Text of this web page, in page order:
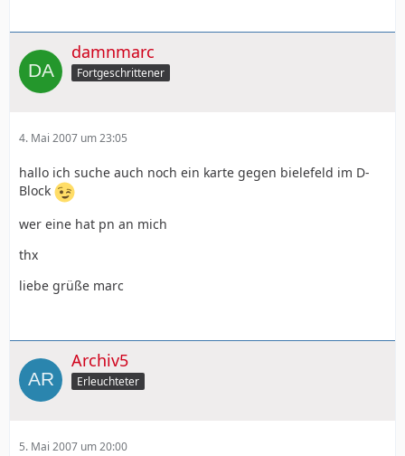
damnmarc
Fortgeschrittener
4. Mai 2007 um 23:05
hallo ich suche auch noch ein karte gegen bielefeld im D-
Block
wer eine hat pn an mich
thx
liebe grüße marc
Archiv5
Erleuchteter
5. Mai 2007 um 20:00